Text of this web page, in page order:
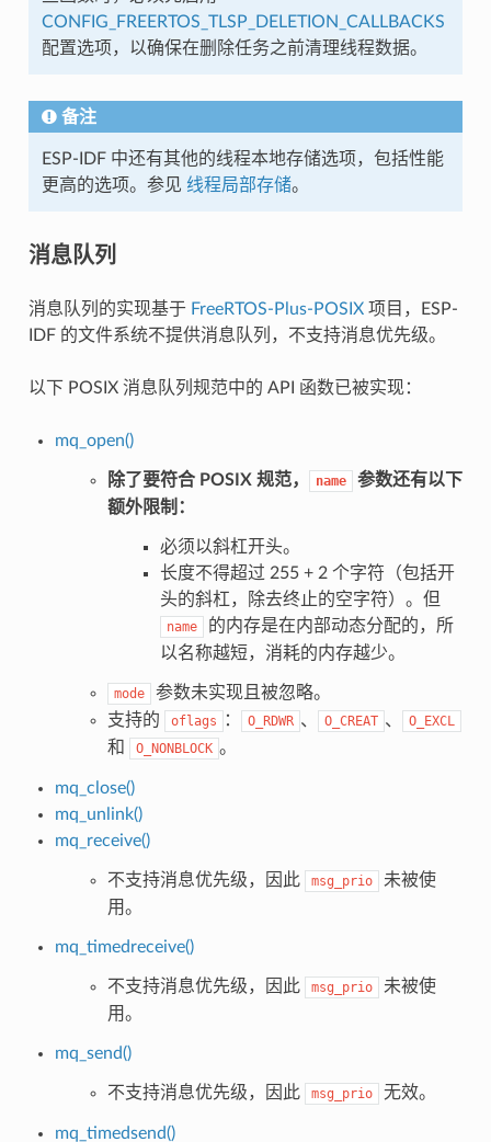
CONFIG_FREERTOS_TLSP_DELETION_CALLBACKS
配置选项，以确保在删除任务之前清理线程数据。
备注
ESP-IDF 中还有其他的线程本地存储选项，包括性能
更高的选项。参见 线程局部存储。
消息队列
消息队列的实现基于 FreeRTOS-Plus-POSIX项目，ESP-
IDF 的文件系统不提供消息队列，不支持消息优先级。
以下 POSIX 消息队列规范中的 API 函数已被实现：
mq_open()
除了要符合 POSIX 规范， name
参数还有以下
额外限制：
必须以斜杠开头。
长度不得超过 255 + 2 个字符（包括开
头的斜杠，除去终止的空字符）。但
name
的内存是在内部动态分配的，所
以名称越短，消耗的内存越少。
mode
参数未实现且被忽略。
支持的
oflags ： O_RDWR 、 O_CREAT 、 O_EXCL
和 O_NONBLOCK 。
mq_close()
mq_unlink()
mq_receive()
不支持消息优先级，因此 msg_prio
未被使
用。
mq_timedreceive()
不支持消息优先级，因此 msg_prio
未被使
用。
mq_send()
不支持消息优先级，因此 msg_prio 无效。
mq_timedsend()